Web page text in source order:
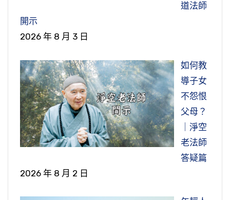
道法師
開示
2026 年 8 月 3 日
如何教
導子女
不怨恨
父母？
｜淨空
老法師
答疑篇
2026 年 8 月 2 日